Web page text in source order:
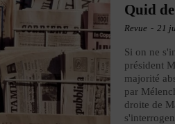
Quid
Revue - 21
Si on ne
président
majorité
par
droite de